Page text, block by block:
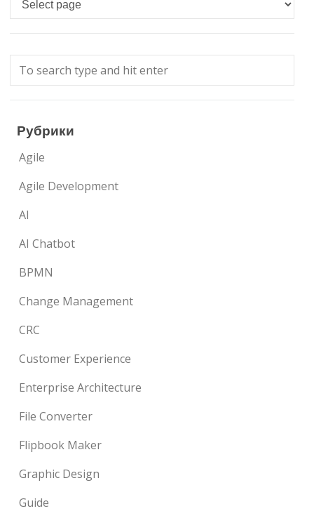
Рубрики
Agile
Agile Development
AI
AI Chatbot
BPMN
Change Management
CRC
Customer Experience
Enterprise Architecture
File Converter
Flipbook Maker
Graphic Design
Guide